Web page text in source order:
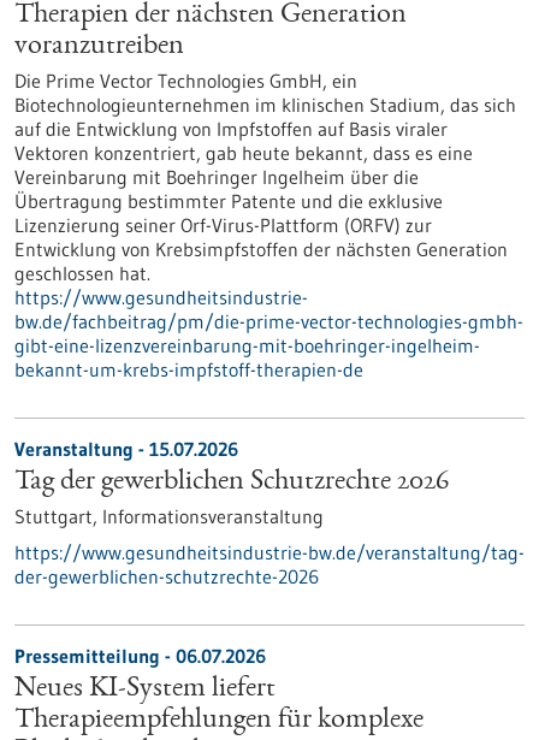
Therapien der nächsten Generation
voranzutreiben
Die Prime Vector Technologies GmbH, ein
Biotechnologieunternehmen im klinischen Stadium, das sich
auf die Entwicklung von Impfstoffen auf Basis viraler
Vektoren konzentriert, gab heute bekannt, dass es eine
Vereinbarung mit Boehringer Ingelheim über die
Übertragung bestimmter Patente und die exklusive
Lizenzierung seiner Orf-Virus-Plattform (ORFV) zur
Entwicklung von Krebsimpfstoffen der nächsten Generation
geschlossen hat.
https://www.gesundheitsindustrie-
bw.de/fachbeitrag/pm/die-prime-vector-technologies-gmbh-
gibt-eine-lizenzvereinbarung-mit-boehringer-ingelheim-
bekannt-um-krebs-impfstoff-therapien-de
Veranstaltung - 15.07.2026
Tag der gewerblichen Schutzrechte 2026
Stuttgart, Informationsveranstaltung
https://www.gesundheitsindustrie-bw.de/veranstaltung/tag-
der-gewerblichen-schutzrechte-2026
Pressemitteilung - 06.07.2026
Neues KI-System liefert
Therapieempfehlungen für komplexe